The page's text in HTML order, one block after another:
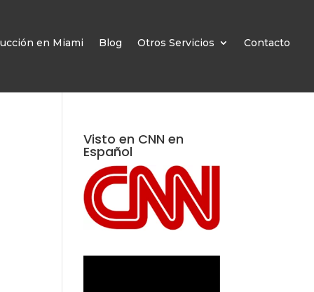
en Miami Blog Otros Servicios Contacto
Visto en CNN en
Español